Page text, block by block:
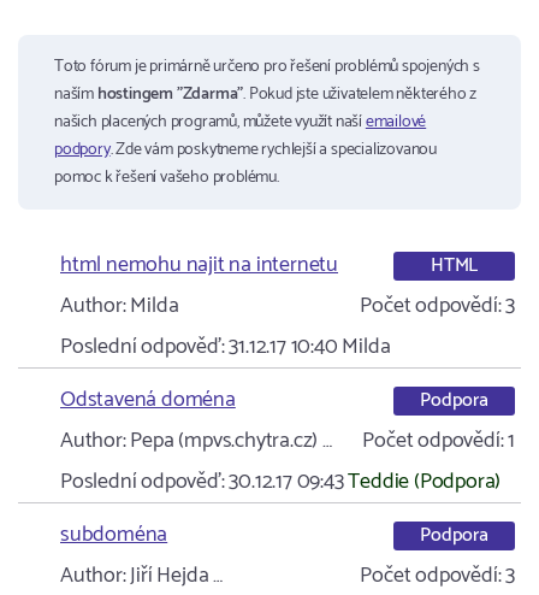
Toto fórum je primárně určeno pro řešení problémů spojených s
našímhostingem "Zdarma". Pokud jste uživatelem některého z
našich placených programů, můžete využít našíemailové
podpory. Zde vám poskytneme rychlejší a specializovanou
pomoc k řešení vašeho problému.
html nemohu najit na internetu HTML
Author:Milda Počet odpovědí:3
Poslední odpověď:31.12.17 10:40Milda
Odstavená doména
Podpora
Author:Pepa (mpvs.chytra.cz) … Počet odpovědí:1
Poslední odpověď:30.12.17 09:43Teddie (Podpora)
subdoména
Podpora
Author:Jiří Hejda … Počet odpovědí:3